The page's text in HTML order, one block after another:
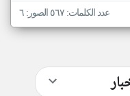
عدد الكلمات: ٥٦٧ الصور: ٦